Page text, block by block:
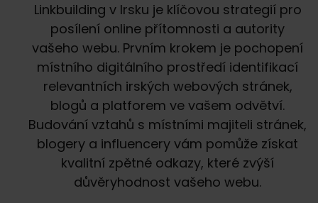
Linkbuilding v Irsku je klíčovou strategií pro
posílení online přítomnosti a autority
vašeho webu. Prvním krokem je pochopení
místního digitálního prostředí identifikací
relevantních irských webových stránek,
blogů a platforem ve vašem odvětví.
Budování vztahů s místními majiteli stránek,
blogery a influencery vám pomůže získat
kvalitní zpětné odkazy, které zvýší
důvěryhodnost vašeho webu.